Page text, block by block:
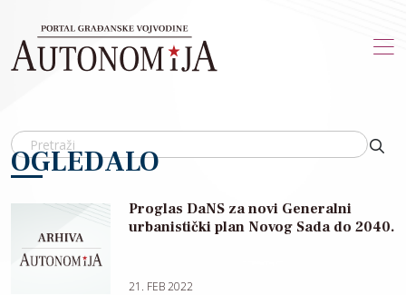
OGLEDALO
Proglas DaNS za novi Generalni
urbanistički plan Novog Sada do 2040.
21. FEB 2022